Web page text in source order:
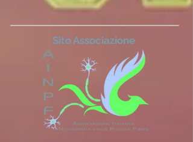
Sito Associazione